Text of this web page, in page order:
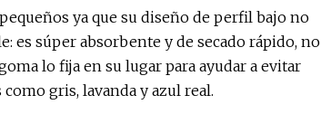
ya que su diseño de perfil bajo no
es súper absorbente y de secado rápido, no
lo fija en su lugar para ayudar a evitar
gris, lavanda y azul real.